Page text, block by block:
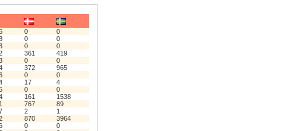
0
0
0
0
0
0
361
419
0
0
372
965
0
0
17
4
0
0
161
1538
767
89
2
1
870
3964
0
0